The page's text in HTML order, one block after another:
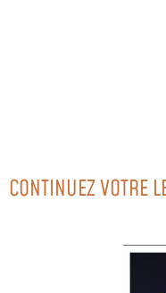
CONTINUEZ VOTRE